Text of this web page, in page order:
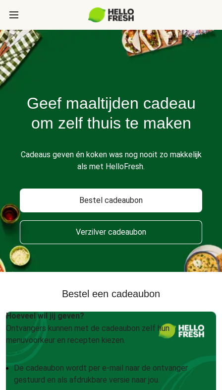
Geef maaltijden cadeau
om zelf thuis te maken
Cadeaus geven én koken was nog nooit zo makkelijk
als met HelloFresh.
Bestel cadeaubon
Verzilver cadeaubon
Bestel een cadeaubon
Hoeveel wil jij geven?
Ontvangers kunnen met de cadeaubon zelf hun
menuvoorkeur en recepten kiezen.
De cadeaubon wordt per e-mail naar de ontvanger
gestuurd en als afdrukbare versie naar jou.